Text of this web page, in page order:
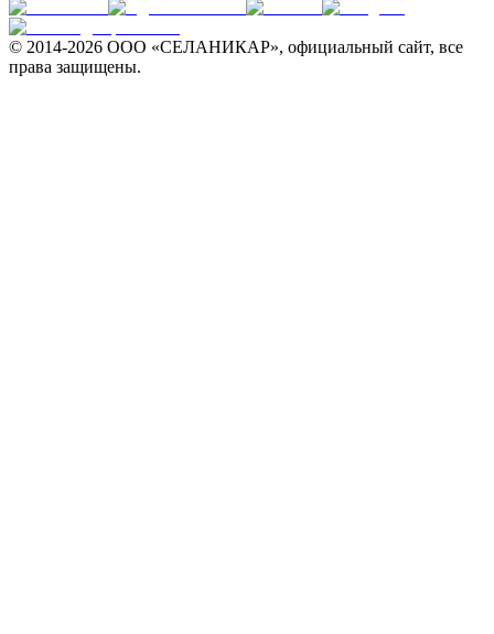
© 2014-2026 ООО «СЕЛАНИКАР», официальный сайт, все
права защищены.